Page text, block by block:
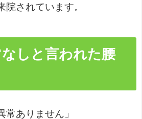
院されています。
しと言われた腰
常ありません」